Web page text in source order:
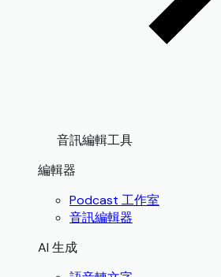
音訊編輯工具
編輯器
Podcast 工作室
音訊編輯器
AI 生成